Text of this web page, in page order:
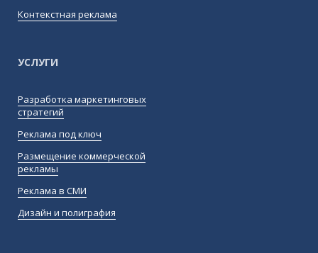
Контекстная реклама
УСЛУГИ
Разработка маркетинговых
стратегий
Реклама под ключ
Размещение коммерческой
рекламы
Реклама в СМИ
Дизайн и полиграфия